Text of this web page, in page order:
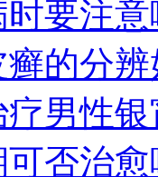
要注
的分
男性
否治愈